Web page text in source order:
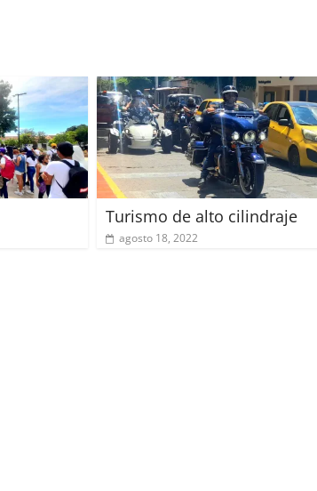
Turismo de alto cilindraje
agosto 18, 2022